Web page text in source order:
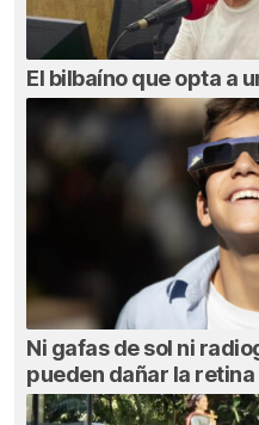
El bilbaíno que opta a
Ni gafas de sol ni
pueden dañar la